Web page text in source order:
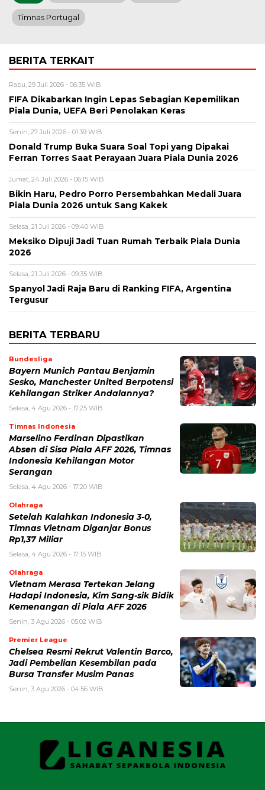
Timnas Portugal
BERITA TERKAIT
Rabu, 29 Juli 2026 - 06:35 WIB
FIFA Dikabarkan Ingin Lepas Sebagian Kepemilikan
Piala Dunia, UEFA Beri Penolakan Keras
Senin, 27 Juli 2026 - 01:39 WIB
Donald Trump Buka Suara Soal Topi yang Dipakai
Ferran Torres Saat Perayaan Juara Piala Dunia 2026
Jumat, 24 Juli 2026 - 06:15 WIB
Bikin Haru, Pedro Porro Persembahkan Medali Juara
Piala Dunia 2026 untuk Sang Kakek
Selasa, 21 Juli 2026 - 09:40 WIB
Meksiko Dipuji Jadi Tuan Rumah Terbaik Piala Dunia
2026
Selasa, 21 Juli 2026 - 09:35 WIB
Spanyol Jadi Raja Baru di Ranking FIFA, Argentina
Tergusur
BERITA TERBARU
Bundesliga
Bayern Munich Pantau Benjamin
Sesko, Manchester United Berpotensi
Kehilangan Striker Andalannya?
Selasa, 4 Agu 2026 - 17:25 WIB
Timnas Indonesia
Marselino Ferdinan Dipastikan
Absen di Sisa Piala AFF 2026, Timnas
Indonesia Kehilangan Motor
Serangan
Selasa, 4 Agu 2026 - 17:20 WIB
Olahraga
Setelah Kalahkan Indonesia 3-0,
Timnas Vietnam Diganjar Bonus
Rp1,37 Miliar
Selasa, 4 Agu 2026 - 17:15 WIB
Olahraga
Vietnam Merasa Tertekan Jelang
Hadapi Indonesia, Kim Sang-sik Bidik
Kemenangan di Piala AFF 2026
Senin, 3 Agu 2026 - 05:02 WIB
Premier League
Chelsea Resmi Rekrut Valentin Barco,
Jadi Pembelian Kesembilan pada
Bursa Transfer Musim Panas
Senin, 3 Agu 2026 - 04:56 WIB